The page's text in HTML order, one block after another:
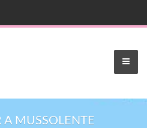
A MUSSOLENTE